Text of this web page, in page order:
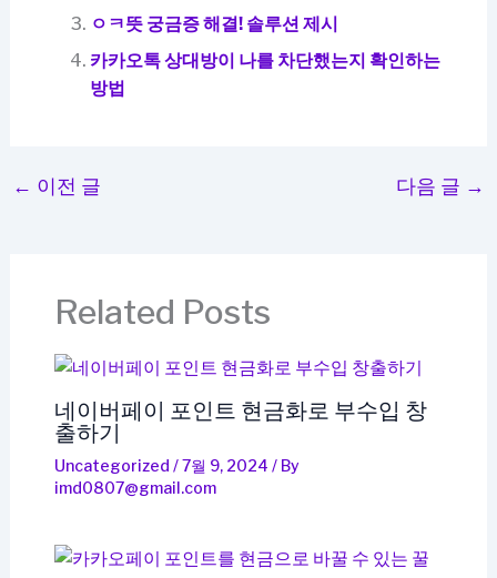
ㅇㅋ뜻 궁금증 해결! 솔루션 제시
카카오톡 상대방이 나를 차단했는지 확인하는
방법
← 이전 글 다음 글 →
Related Posts
네이버페이 포인트 현금화로 부수입 창
출하기
Uncategorized /7월 9, 2024 / By
imd0807@gmail.com